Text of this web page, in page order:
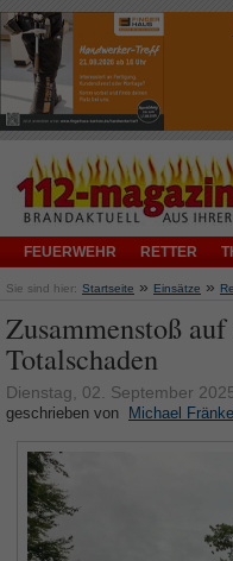
FEUERWEHR RETTER
Sie sind hier: Startseite » Einsätze »
Zusammenstoß
Totalschaden
Dienstag, 02. September
geschrieben von Michael Fränkel